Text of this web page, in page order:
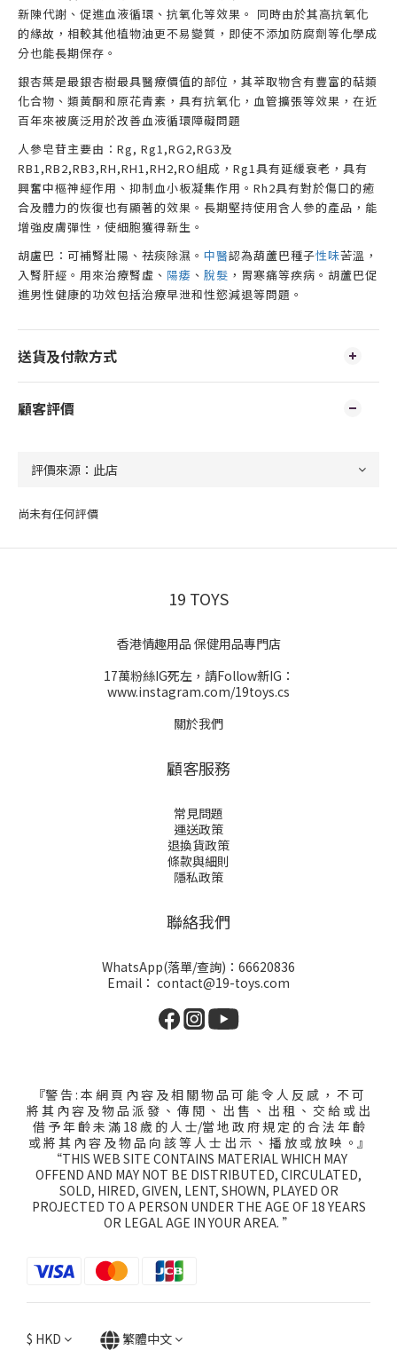
新陳代謝、促進血液循環、抗氧化等效果。 同時由於其高抗氧化
的緣故，相較其他植物油更不易變質，即使不添加防腐劑等化學成
分也能長期保存。
銀杏葉是最銀杏樹最具醫療價值的部位，其萃取物含有豐富的萜類
化合物、類黃酮和原花青素，具有抗氧化，血管擴張等效果，在近
百年來被廣泛用於改善血液循環障礙問題
人參皂苷主要由： Rg, Rg1,RG2,RG3及
RB1,RB2,RB3,RH,RH1,RH2,RO組成， Rg1具有延緩衰老，具有
興奮中樞神經作用、抑制血小板凝集作用。 Rh2具有對於傷口的癒
合及體力的恢復也有顯著的效果。長期堅持使用含人參的產品，能
增強皮膚彈性，使細胞獲得新生。
胡盧巴：可補腎壯陽、祛痰除濕 。 中醫認為葫蘆巴種子性味苦溫，
入腎肝經。用來治療腎虛、 陽痿 、 脫髮 ，胃寒痛等疾病。胡蘆巴促
進男性健康的功效包括治療早泄和性慾減退等問題。
送貨及付款方式
顧客評價
尚未有任何評價
19 TOYS
香港情趣用品 保健用品專門店
17萬粉絲IG死左，請Follow新IG：
www.instagram.com/19toys.cs
關於我們
顧客服務
常見問題
運送政策
退換貨政策
條款與細則
隱私政策
聯絡我們
WhatsApp(落單/查詢)：66620836
Email： contact@19-toys.com
『警 告 : 本 網 頁 內 容 及 相 關 物 品 可 能 令 人 反 感 ， 不 可
將 其 內 容 及 物 品 派 發 、 傳 閱 、 出 售 、 出 租 、 交 給 或 出
借 予 年 齡 未 滿 18 歲 的 人 士/當 地 政 府 規 定 的 合 法 年 齡
或 將 其 內 容 及 物 品 向 該 等 人 士 出 示 、 播 放 或 放 映 。』
“THIS WEB SITE CONTAINS MATERIAL WHICH MAY
OFFEND AND MAY NOT BE DISTRIBUTED, CIRCULATED,
SOLD, HIRED, GIVEN, LENT, SHOWN, PLAYED OR
PROJECTED TO A PERSON UNDER THE AGE OF 18 YEARS
OR LEGAL AGE IN YOUR AREA. ”
$ HKD 繁體中文